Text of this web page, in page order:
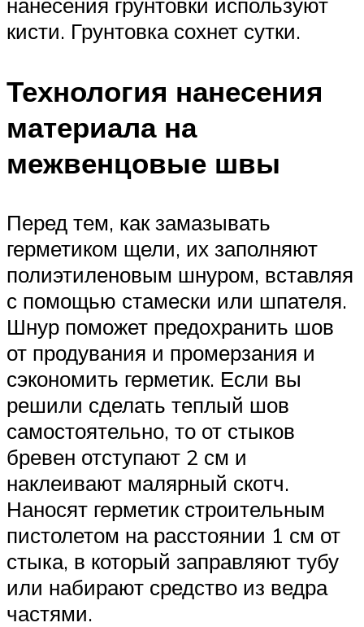
нанесения грунтовки используют
кисти. Грунтовка сохнет сутки.
Технология нанесения
материала на
межвенцовые швы
Перед тем, как замазывать
герметиком щели, их заполняют
полиэтиленовым шнуром, вставляя
с помощью стамески или шпателя.
Шнур поможет предохранить шов
от продувания и промерзания и
сэкономить герметик. Если вы
решили сделать теплый шов
самостоятельно, то от стыков
бревен отступают 2 см и
наклеивают малярный скотч.
Наносят герметик строительным
пистолетом на расстоянии 1 см от
стыка, в который заправляют тубу
или набирают средство из ведра
частями.